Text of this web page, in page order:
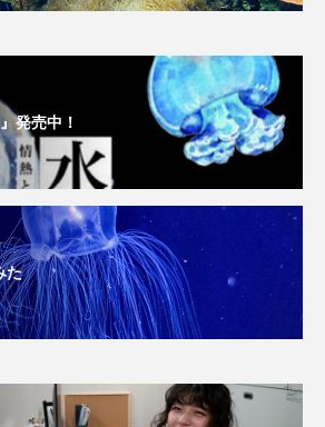
新海生物 新潟市
書籍
来館 栄養
梅雨 棘皮動物
正月 歴史
水 水族館 水族館人
虫 水生生物 汽水域
深海水族館 法律 海
発売中！
た